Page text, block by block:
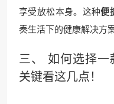
享受放松本身。这种便
奏生活下的健康解决方案
三、 如何选择一
关键看这几点！